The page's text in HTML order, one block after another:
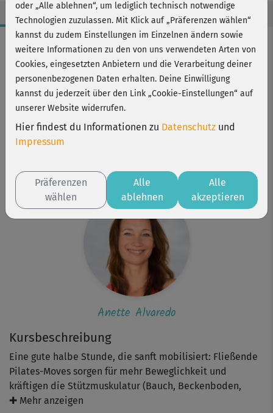
Kursbeschreibung
Eine gute halbe Stunde, die sanft mobilisiert: Fließende
Pilates-Moves sorgen für mehr Beweglichkeit und
kräftigen die Stützmuskulatur (Bauch, Beckenboden,
Rumpf). Das löst Verspannungen und hilft die Haltung zu
✚ Mehr anzeigen
Workout-Facts
leicht
28 Min
134 kcal
gerolltes Handtuch, Matte
In Balance mit Pilates
Anette Alvaredo
oder „Alle ablehnen“, um lediglich technisch notwendige
Technologien zuzulassen. Mit Klick auf „Präferenzen wählen“
kannst du zudem Einstellungen im Einzelnen ändern sowie
weitere Informationen zu den von uns verwendeten Arten von
Cookies, eingesetzten Anbietern und die Verarbeitung deiner
personenbezogenen Daten erhalten. Deine Einwilligung
kannst du jederzeit über den Link „Cookie-Einstellungen“ auf
unserer Website widerrufen.
Hier findest du Informationen zu Datenschutz und
Impressum
Präferenzen
wählen
Alle
ablehnen
Alle
akzeptieren